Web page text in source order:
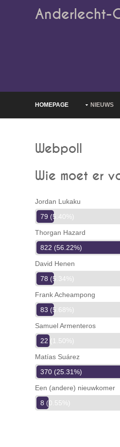
Anderlecht-
HOMEPAGE NIEUWS
Webpoll
Wie moet er
Jordan Lukaku
79 (5.40%)
Thorgan Hazard
822 (56.22%)
David Henen
78 (5.34%)
Frank Acheampong
83 (5.68%)
Samuel Armenteros
22 (1.50%)
Matías Suárez
370 (25.31%)
Een (andere) nieuwkomer
8 (0.55%)